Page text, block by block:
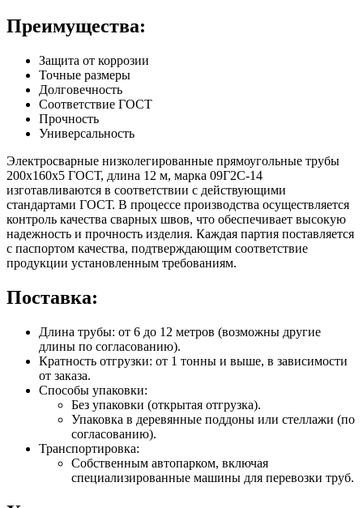
Преимущества:
Защита от коррозии
Точные размеры
Долговечность
Соответствие ГОСТ
Прочность
Универсальность
Электросварные низколегированные прямоугольные трубы
200х160х5 ГОСТ, длина 12 м, марка 09Г2С-14
изготавливаются в соответствии с действующими
стандартами ГОСТ. В процессе производства осуществляется
контроль качества сварных швов, что обеспечивает высокую
надежность и прочность изделия. Каждая партия поставляется
с паспортом качества, подтверждающим соответствие
продукции установленным требованиям.
Поставка:
Длина трубы: от 6 до 12 метров (возможны другие
длины по согласованию).
Кратность отгрузки: от 1 тонны и выше, в зависимости
от заказа.
Способы упаковки:
Без упаковки (открытая отгрузка).
Упаковка в деревянные поддоны или стеллажи (по
согласованию).
Транспортировка:
Собственным автопарком, включая
специализированные машины для перевозки труб.